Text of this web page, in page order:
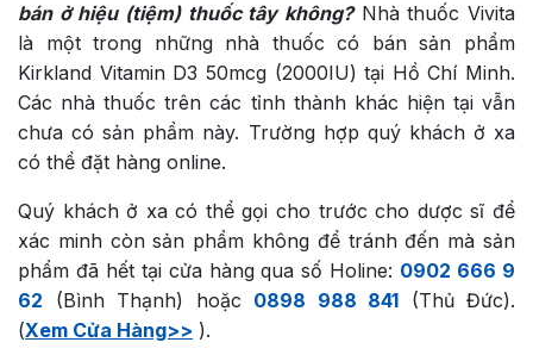
bán ở hiệu (tiệm) thuốc tây không?Nhà thuốc Vivita
là một trong những nhà thuốc có bán sản phẩm
Kirkland Vitamin D3 50mcg (2000IU) tại Hồ Chí Minh.
Các nhà thuốc trên các tỉnh thành khác hiện tại vẫn
chưa có sản phẩm này. Trường hợp quý khách ở xa
có thể đặt hàng online.
Quý khách ở xa có thể gọi cho trước cho dược sĩ để
xác minh còn sản phẩm không để tránh đến mà sản
phẩm đã hết tại cửa hàng qua số Holine: 0902 666 9
62 (Bình Thạnh) hoặc 0898 988 841 (Thủ Đức).
(Xem Cửa Hàng>> ).